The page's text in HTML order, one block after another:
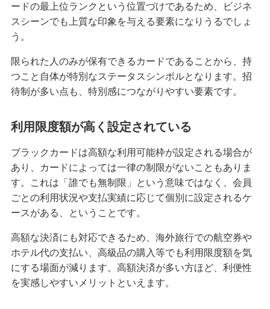
無職でもクレジットカードは作れる？可能なケー
スや審査に通るためのポイントを解説
クレジットカードのブラックカードとは？持つ条
件や入手方法を解説
クレジットカードのキャッシングとは？利用方法
や返済方法、注意点を解説
クレジットカードのおすすめ国際ブランドは？そ
れぞれの特徴と選び方を解説
大学生もクレジットカードを申し込める！メリッ
トや選び方、おすすめの使い方を解説
クレジットカードを再発行する方法とは？流れや
ードの最上位ランクという位置づけであるため、ビジネ
スシーンでも上質な印象を与える要素になりうるでしょ
う。
限られた人のみが保有できるカードであることから、持
つこと自体が特別なステータスシンボルとなります。招
待制が多い点も、特別感につながりやすい要素です。
利用限度額が高く設定されている
ブラックカードは高額な利用可能枠が設定される場合が
あり、カードによっては一律の制限がないこともありま
す。これは「誰でも無制限」という意味ではなく、会員
ごとの利用状況や支払実績に応じて個別に設定されるケ
ースがある、ということです。
高額な決済にも対応できるため、海外旅行での航空券や
ホテル代の支払い、高級品の購入等でも利用限度額を気
にする場面が減ります。高額決済が多い方ほど、利便性
を実感しやすいメリットといえます。